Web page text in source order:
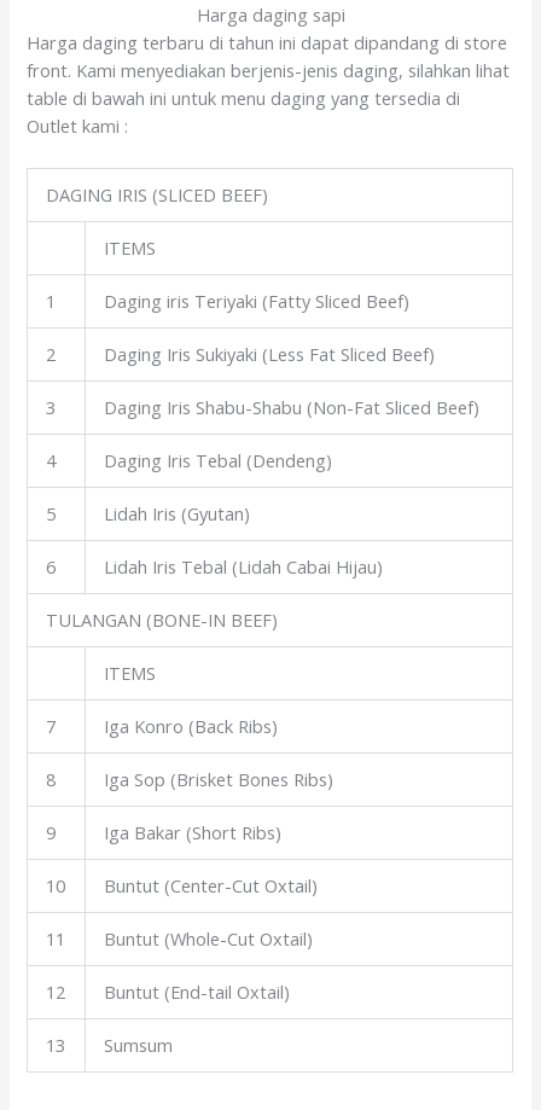
Harga daging sapi
Harga daging terbaru di tahun ini dapat dipandang di store
front. Kami menyediakan berjenis-jenis daging, silahkan lihat
table di bawah ini untuk menu daging yang tersedia di
Outlet kami :
DAGING IRIS (SLICED BEEF)
ITEMS
1 Daging iris Teriyaki (Fatty Sliced Beef)
2 Daging Iris Sukiyaki (Less Fat Sliced Beef)
3 Daging Iris Shabu-Shabu (Non-Fat Sliced Beef)
4 Daging Iris Tebal (Dendeng)
5 Lidah Iris (Gyutan)
6 Lidah Iris Tebal (Lidah Cabai Hijau)
TULANGAN (BONE-IN BEEF)
ITEMS
7 Iga Konro (Back Ribs)
8 Iga Sop (Brisket Bones Ribs)
9 Iga Bakar (Short Ribs)
10 Buntut (Center-Cut Oxtail)
11 Buntut (Whole-Cut Oxtail)
12 Buntut (End-tail Oxtail)
13 Sumsum